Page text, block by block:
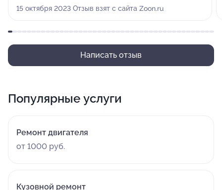
рассказали, в чем еще может быть причина.
15 октября 2023 Отзыв взят с сайта Zoon.ru
Написать отзыв
Популярные услуги
Ремонт двигателя
от 1000 руб.
Кузовной ремонт